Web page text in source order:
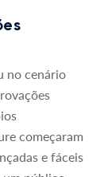
no cenário
começaram
e fáceis